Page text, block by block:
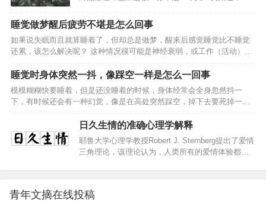
父母哪句话最伤人，结果我都是为了你”，获得全票通过。作为长期靠互
怼增加颜值的团队，这么和谐的场面好几年都没见过…
在拼命付出，焦虑感却像滚雪球一样越积越大？今
天，咱们就来聊聊这个“努力与焦虑”之间的复杂关
系，顺便从心理学角度揭开背后的真相。为什么越
努力，焦虑感反而更强？你有没有试过这种情况？
你为了一个目标拼尽全力，结果心里却始终没有
底，甚至越来越焦虑？听起来是不是有点怪？你是
不是在想：“我到底是哪里做错了？明明很努力，怎
么还是这么焦虑？”其实，这背后有些心理学原理在
睡觉做梦醒后疲劳不堪是怎么回事
如果说失眠而且就算睡着了，但却总是做梦，醒来后感觉睡觉比不睡觉
还累，该怎么解决呢？ 这种情况很可能是神经衰弱，或工作（活动）量
较大，肌肉得不到较好的放松，或作息不规律所造成的。对于这些情况
提出如下建议：对于神经衰弱的情况，你可以试一试每天睡前热水加醋
泡脚半小时，同时吃一两根葱白。你也可以在睡醒后采用呼吸调节法
——长长地、慢慢地吸气。你可以将你的肺部想象成一个气球，你想尽
量将这个气球充满。当你感到气球已经全部膨胀了起来，就表明已经气
沉丹田，保留两秒钟。然后，轻轻地、慢慢地将气呼出。吸气持…
睡觉时身体突然一抖，像踩空一样是怎么一回事
模模糊糊快要睡着，但是还没睡着的时候，身体经常会全身忽然抖一
下，有时候还会有一种幻觉，像是在高处突然踩空，掉下去要死掉一
样，然后就被吓醒了。告诉我，我不是一个人!然后一个医生给我的答案
是 睡觉状态下身体忽然的抖动是神经系统发现你忽然陷入睡眠，很久没
有活动，它以为你死了，所以它就动动，想试试你死了没有事情的起因
是这样的你睡觉的时候，有没有突然踹一下腿或抽搐了下?告诉你真相
——其实这叫肌抽跃，常在睡觉时发生，睡觉时呼吸频率降低的幅度太
日久生情的准确心理学解释
耶鲁大学心理学教授Robert J. Sternberg提出了爱情
三角理论，该理论认为，人类所有的爱情体验都是
（(Companionate love）：亲密+承诺愚蠢式爱情
青年文摘在线投稿